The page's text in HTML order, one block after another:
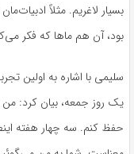
بسیار لاغریم. مثلاً
بود، آن هم ماها که فکر
یک روز جمعه، بیان کرد:
حفظ کنم. سه چهار هفته